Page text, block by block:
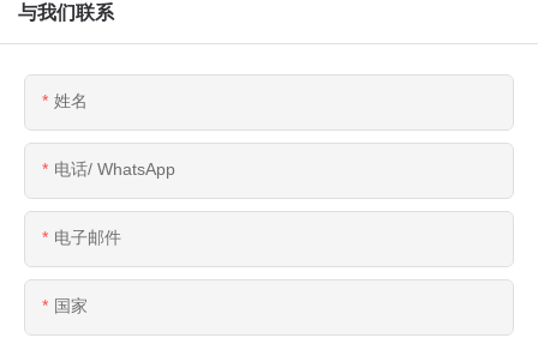
与我们联系
姓名
电话/ WhatsApp
电子邮件
国家